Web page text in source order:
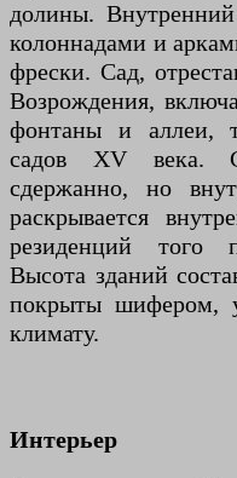
долины.
колоннадами и
фрески. Сад,
Возрождения,
фонтаны и аллеи,
садов XV века.
сдержанно, но
раскрывается
резиденций того
Высота зданий
покрыты шифером,
климату.
Интерьер